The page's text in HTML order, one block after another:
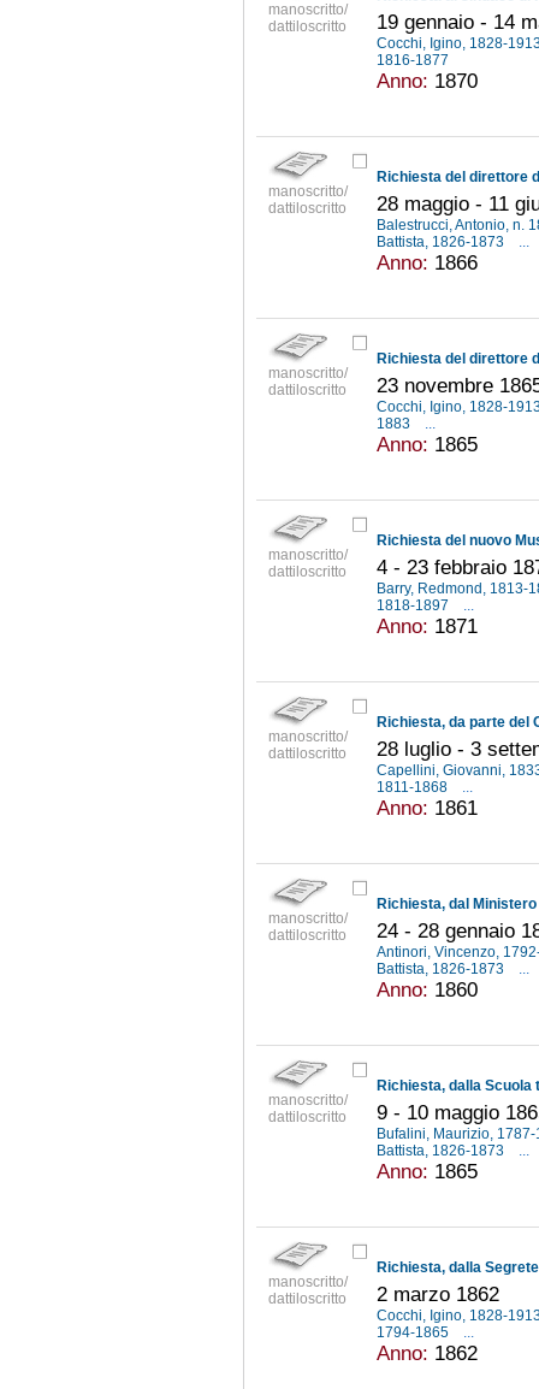
manoscritto/
dattiloscritto
19 gennaio - 14
Cocchi, Igino, 1828-
1816-1877
Anno: 1870
manoscritto/
dattiloscritto
28 maggio - 11
Balestrucci, Antonio, n.
Battista, 1826-1873
...
Anno: 1866
manoscritto/
dattiloscritto
23 novembre
Cocchi, Igino, 1828-
1883
...
Anno: 1865
manoscritto/
dattiloscritto
4 - 23 febbraio
Barry, Redmond, 1813-
1818-1897
...
Anno: 1871
manoscritto/
dattiloscritto
28 luglio - 3
Capellini, Giovanni,
1811-1868
...
Anno: 1861
manoscritto/
dattiloscritto
24 - 28 gennaio
Antinori, Vincenzo,
Battista, 1826-1873
...
Anno: 1860
manoscritto/
dattiloscritto
9 - 10 maggio
Bufalini, Maurizio,
Battista, 1826-1873
...
Anno: 1865
manoscritto/
dattiloscritto
2 marzo 1862
Cocchi, Igino, 1828-
1794-1865
...
Anno: 1862